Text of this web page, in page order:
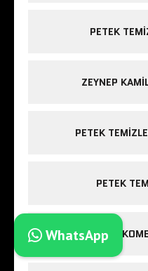
PETEK
ZEYNEP
PETEK
PETEK
ESENLER
WhatsApp